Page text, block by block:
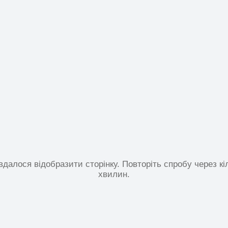
відобразити сторінку. Повторіть спробу через
хвилин.